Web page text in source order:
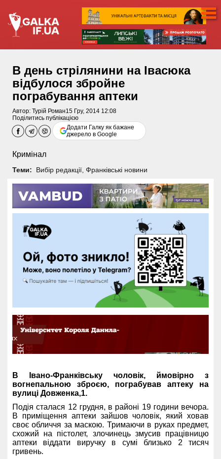
В день стрілянини на Івасюка
відбулося збройне
пограбування аптеки
Автор: Турій Роман15 Гру, 2014 12:08
Поділитись публікацією
Додати Галку як бажане
джерело в Google
Кримінал
Теми: Вибір редакції, Франківські новини
В Івано-Франківську чоловік, ймовірно з
вогнепальною зброєю, пограбував аптеку на
вулиці Довженка,1.
Подія сталася 12 грудня, в районі 19 години вечора.
В приміщення аптеки зайшов чоловік, який ховав
своє обличчя за маскою. Тримаючи в руках предмет,
схожий на пістолет, злочинець змусив працівницю
аптеки віддати виручку в сумі близько 2 тисяч
гривень.